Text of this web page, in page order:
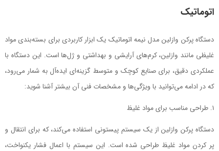
اتوماتیک
دستگاه پرکن وازلین مدل نیمه اتوماتیک یک ابزار کاربردی برای بسته‌بندی مواد
غلیظی مانند وازلین، کرم‌های آرایشی و بهداشتی و ژل‌ها است. این دستگاه با
عملکردی دقیق، برای صنایع کوچک و متوسط گزینه‌ای ایده‌آل به شمار می‌رود،
که در ادامه می‌توانید با ویژگی‌ها و مشخصات فنی آن بیشتر آشنا شوید:
طراحی مناسب برای مواد غلیظ
دستگاه پرکن وازلین از یک سیستم پیستونی استفاده می‌کند، که برای انتقال و
پر کردن مواد غلیظ طراحی شده است. این سیستم با اعمال فشار یکنواخت،